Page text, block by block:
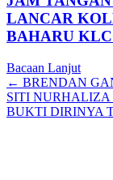
LANCAR
BAHARU
Bacaan Lanjut
Posts
navigation
← BRENDAN
SITI NURHALIZA
BUKTI DIRINYA